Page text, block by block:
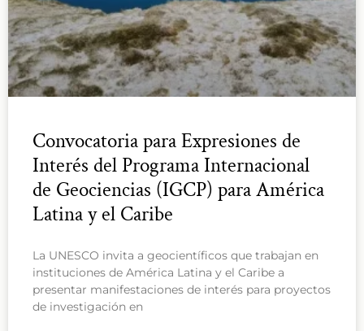
Convocatoria para Expresiones de
Interés del Programa Internacional
de Geociencias (IGCP) para América
Latina y el Caribe
La UNESCO invita a geocientíficos que trabajan en
instituciones de América Latina y el Caribe a
presentar manifestaciones de interés para proyectos
de investigación en